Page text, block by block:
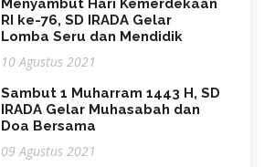
RI ke-76, SD IRADA Gelar
Lomba Seru dan Mendidik
10 Agustus 2021
Sambut 1 Muharram 1443 H, SD
IRADA Gelar Muhasabah dan
Doa Bersama
09 Agustus 2021